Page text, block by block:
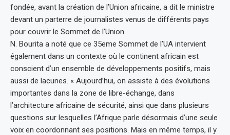
fondée, avant la création de l’Union africaine, a dit le ministre
devant un parterre de journalistes venus de différents pays
pour couvrir le Sommet de l’Union.
N. Bourita a noté que ce 35eme Sommet de l’UA intervient
également dans un contexte où le continent africain est
conscient d’un ensemble de développements positifs, mais
aussi de lacunes. « Aujourd’hui, on assiste à des évolutions
importantes dans la zone de libre-échange, dans
l’architecture africaine de sécurité, ainsi que dans plusieurs
questions sur lesquelles l’Afrique parle désormais d’une seule
voix en coordonnant ses positions. Mais en même temps, il y